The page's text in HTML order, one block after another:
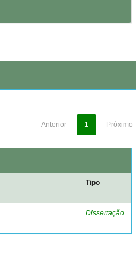
Anterior 1 Próximo
Tipo
Dissertação